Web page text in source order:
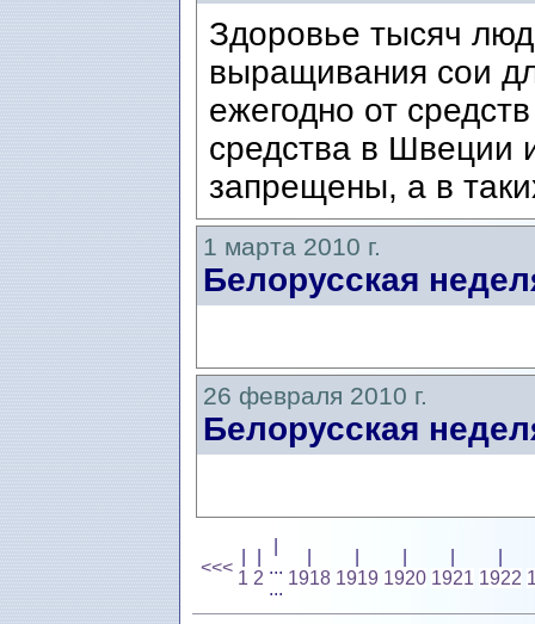
Здоровье тысяч
выращивания сои
ежегодно от
средства в Швеции
запрещены, а в
1 марта 2010 г.
Белорусская
26 февраля 2010 г.
Белорусская
<<<
1 2
...
...
1918 1919 1920 1921 1922